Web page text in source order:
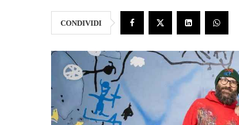
CONDIVIDI